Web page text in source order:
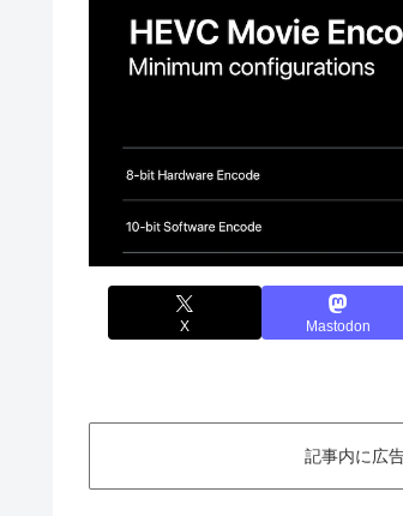
X Mastodon
記事内に広